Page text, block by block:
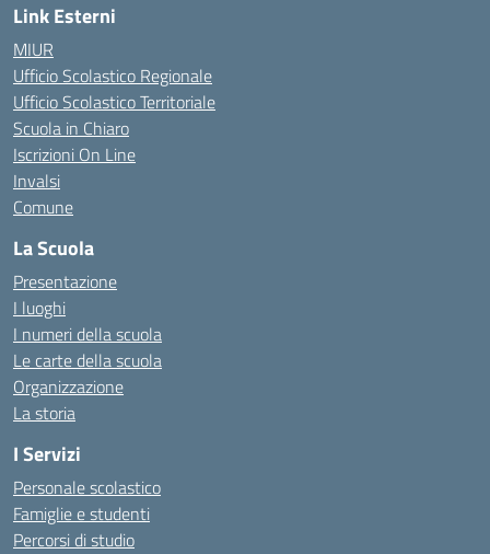
Link Esterni
MIUR
Ufficio Scolastico Regionale
Ufficio Scolastico Territoriale
Scuola in Chiaro
Iscrizioni On Line
Invalsi
Comune
La Scuola
Presentazione
I luoghi
I numeri della scuola
Le carte della scuola
Organizzazione
La storia
I Servizi
Personale scolastico
Famiglie e studenti
Percorsi di studio